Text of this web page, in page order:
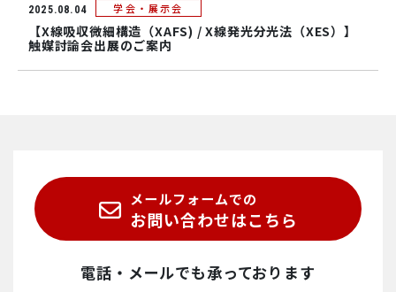
2025.08.04 学会・展示会
【X線吸収微細構造（XAFS) / X線発光分光法（XES）】
触媒討論会出展のご案内
メールフォームでの
お問い合わせはこちら
電話・メールでも承っております